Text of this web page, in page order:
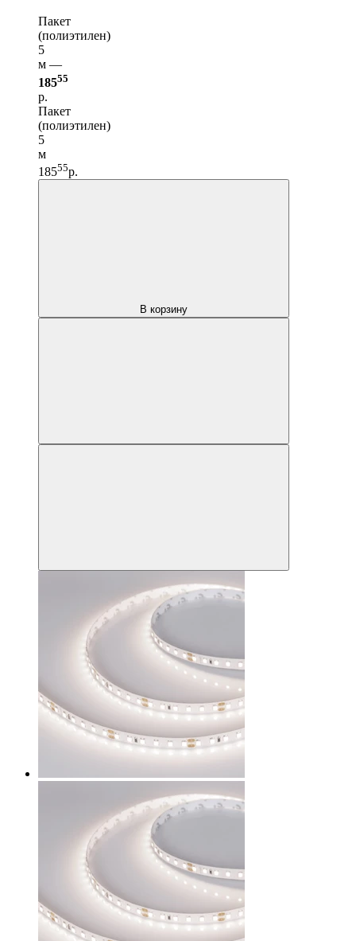
Пакет
(полиэтилен)
5
м —
18555
р.
Пакет
(полиэтилен)
5
м
18555р.
В корзину